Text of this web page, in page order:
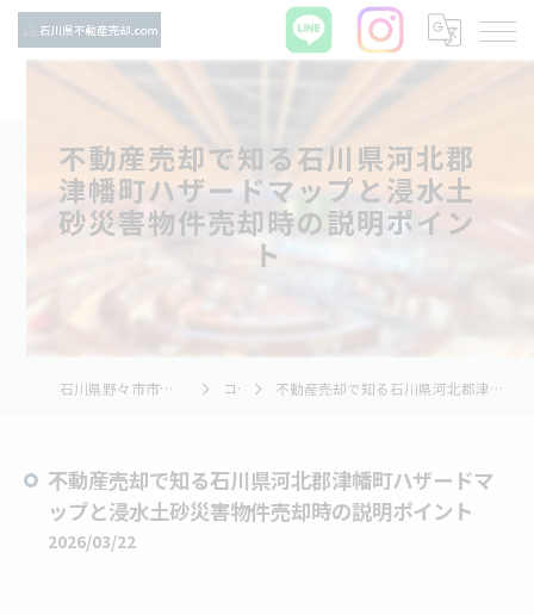
不動産売却で知る石川県河北郡
津幡町ハザードマップと浸水土
砂災害物件売却時の説明ポイン
ト
石川県野々市市の不動産売却ならTNホーム株式会社 コラム 不動産売却で知る石川県河北郡津幡町ハザードマップと浸水土砂災害物件売却時の説明ポイント
不動産売却で知る石川県河北郡津幡町ハザードマ
ップと浸水土砂災害物件売却時の説明ポイント
2026/03/22